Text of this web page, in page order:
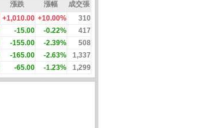
漲跌 漲幅
成交張
+1,010.00 +10.00%
310
-15.00 -0.22%
417
-155.00 -2.39%
508
-165.00 -2.63%
1,337
-65.00 -1.23% 1,299